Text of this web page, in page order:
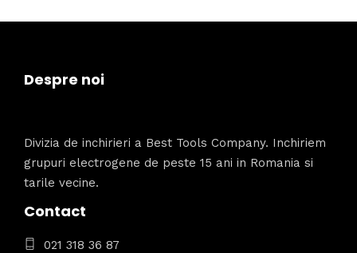
Despre noi
Divizia de inchirieri a Best Tools Company. Inchiriem
grupuri electrogene de peste 15 ani in Romania si
tarile vecine.
Contact
021 318 36 87